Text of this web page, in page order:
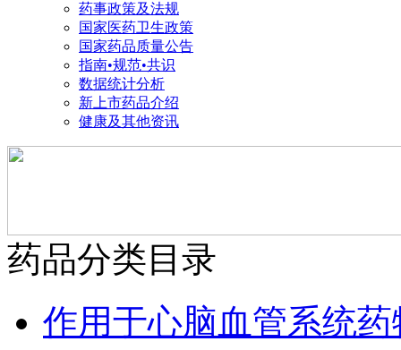
药事政策及法规
国家医药卫生政策
国家药品质量公告
指南•规范•共识
数据统计分析
新上市药品介绍
健康及其他资讯
药品分类目录
作用于心脑血管系统药